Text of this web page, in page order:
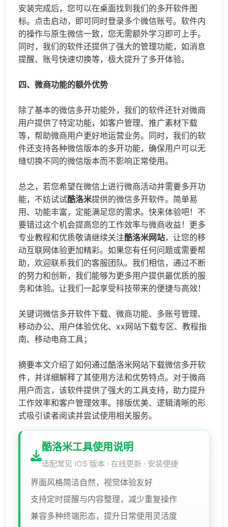
安装完成后，您可以在桌面找到我们的多开软件图
标。点击启动，即可同时登录多个微信账号。软件内
的操作与原生微信一致，您无需额外学习即可上手。
同时，我们的软件还提供了强大的管理功能，如消息
提醒、账号快速切换等，极大提升了多开体验。
四、微商功能的额外优势
除了基本的微信多开功能外，我们的软件还针对微商
用户提供了特定功能，如客户管理、推广素材下载
等，帮助微商用户更好地运营业务。同时，我们的软
件还支持各种微信版本的多开功能，确保用户可以无
缝切换不同的微信版本而不影响正常使用。
总之，若您希望在微信上进行微商活动并需要多开功
能，不妨试试酷洛米提供的微信多开软件。简单易
用、功能丰富，定能满足您的需求。快来体验吧！不
要错过这个机会提高您的工作效率与微商收益！更多
专业教程和优质敬请继续关注酷洛米网站，让您的移
动互联网体验更加精彩。如果您有任何问题或需要帮
助，欢迎联系我们的客服团队。我们相信，通过不断
的努力和创新，我们能够为更多用户提供最优质的服
务和体验。让我们一起享受科技带来的便捷与高效！
关键词微信多开软件下载、微商功能、多账号管理、
移动办公、用户体验优化、xx网站下载专区、教程指
南、移动电商工具；
摘要本文介绍了如何通过酷洛米网站下载微信多开软
件，并详细解释了其使用方法和优势特点。对于微商
用户而言，该软件提供了强大的工具支持，助力提升
工作效率和客户管理效率。排版优美、逻辑清晰的形
式吸引读者阅读并尝试使用相关服务。
酷洛米工具使用说明
适配常见 iOS 版本 · 在线更新 · 安装便捷
界面风格简洁自然，视觉体验友好
支持定时提醒与内容整理，减少重复操作
兼容多种终端形态，提升日常使用灵活度